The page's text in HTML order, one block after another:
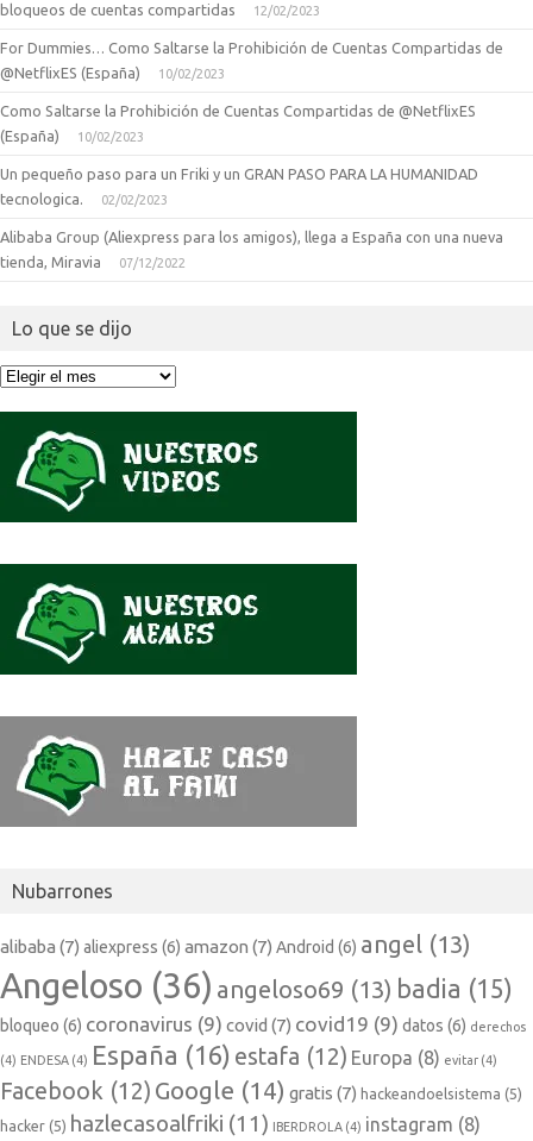
bloqueos de cuentas compartidas
12/02/2023
For Dummies… Como Saltarse la Prohibición de Cuentas Compartidas de
@NetflixES (España)
10/02/2023
Como Saltarse la Prohibición de Cuentas Compartidas de @NetflixES
(España)
10/02/2023
Un pequeño paso para un Friki y un GRAN PASO PARA LA HUMANIDAD
tecnologica.
02/02/2023
Alibaba Group (Aliexpress para los amigos), llega a España con una nueva
tienda, Miravia
07/12/2022
Lo que se dijo
Lo
Nubarrones
alibaba (7) aliexpress (6) amazon (7) Android (6) angel (13)
Angeloso (36) angeloso69 (13) badia (15)
bloqueo (6) coronavirus (9) covid (7) covid19 (9) datos (6) derechos
(4) ENDESA (4) España (16) estafa (12) Europa (8) evitar (4)
Facebook (12) Google (14) gratis (7) hackeandoelsistema (5)
hacker (5) hazlecasoalfriki (11) IBERDROLA (4) instagram (8)